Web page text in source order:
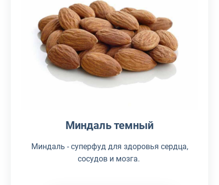
Миндаль темный
Миндаль - суперфуд для здоровья сердца,
сосудов и мозга.